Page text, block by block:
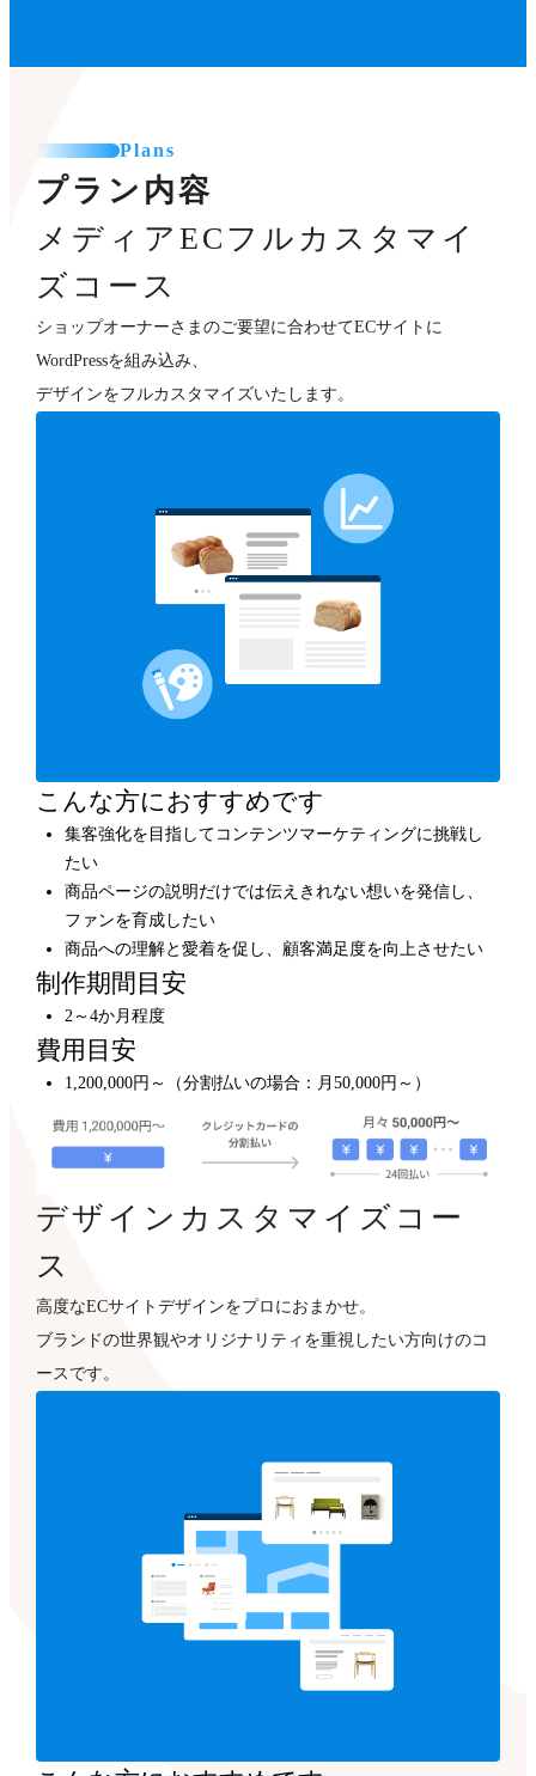
Plans
プラン内容
メディアECフルカスタマイ
ズコース
ショップオーナーさまのご要望に合わせてECサイトに
WordPressを組み込み、
デザインをフルカスタマイズいたします。
こんな方におすすめです
集客強化を目指してコンテンツマーケティングに挑戦し
たい
商品ページの説明だけでは伝えきれない想いを発信し、
ファンを育成したい
商品への理解と愛着を促し、顧客満足度を向上させたい
制作期間目安
2～4か月程度
費用目安
1,200,000円～（分割払いの場合：月50,000円～）
デザインカスタマイズコー
ス
高度なECサイトデザインをプロにおまかせ。
ブランドの世界観やオリジナリティを重視したい方向けのコ
ースです。